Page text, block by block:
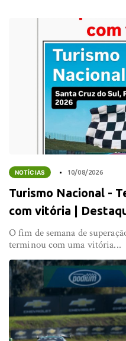
NOTÍCIAS 10/08/2026
Turismo Nacional -
com vitória |
O fim de semana de
terminou com uma vitória...